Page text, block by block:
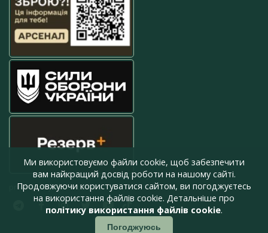
press@armyinform.com.ua
Ми використовуємо файли cookie, щоб забезпечити
вам найкращий досвід роботи на нашому сайті.
Продовжуючи користуватися сайтом, ви погоджуєтесь
на використання файлів cookie. Детальніше про
політику використання файлів cookie.
Погоджуюсь